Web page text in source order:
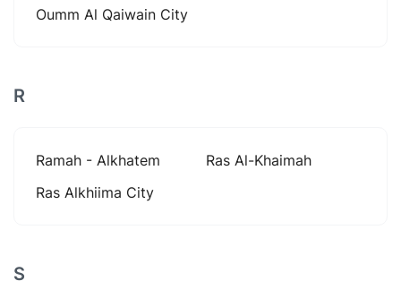
Oumm Al Qaiwain City
R
Ramah - Alkhatem
Ras Al-Khaimah
Ras Alkhiima City
S